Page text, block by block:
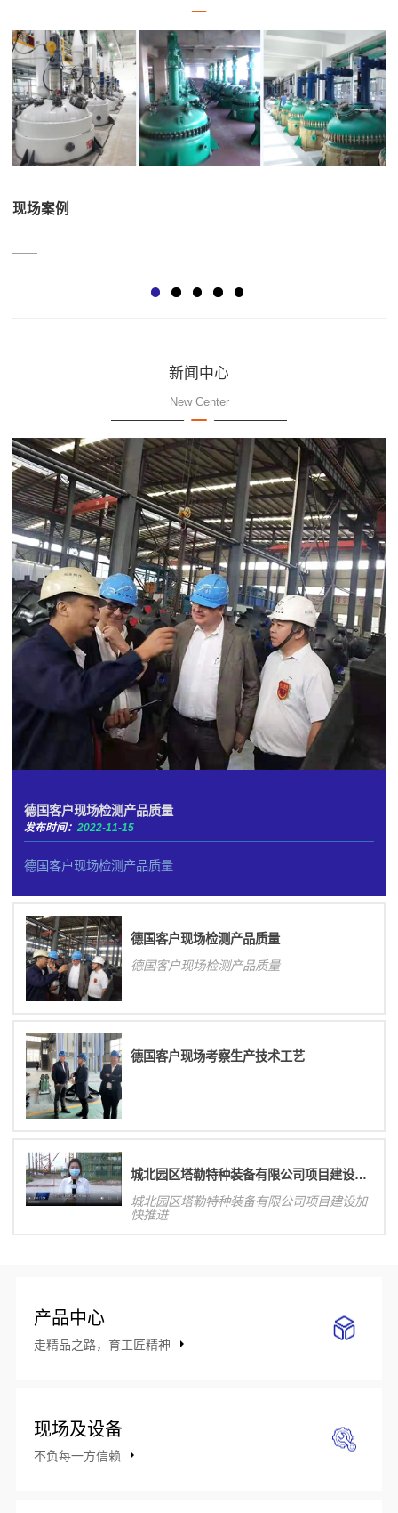
现场案例
——
新闻中心
New Center
德国客户现场检测产品质量
发布时间： 2022-11-15
德国客户现场检测产品质量
德国客户现场检测产品质量
德国客户现场检测产品质量
德国客户现场考察生产技术工艺
城北园区塔勒特种装备有限公司项目建设加快推进
城北园区塔勒特种装备有限公司项目建设加
快推进
产品中心
走精品之路，育工匠精神
现场及设备
不负每一方信赖